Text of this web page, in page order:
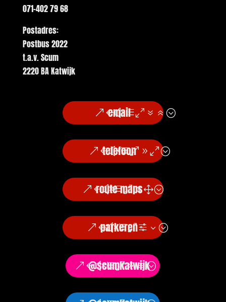
071-402 79 68
Postadres:
Postbus 2022
t.a.v. Scum
2220 BA Katwijk
email
telefoon
route maps
parkeren
@scumkatwijk